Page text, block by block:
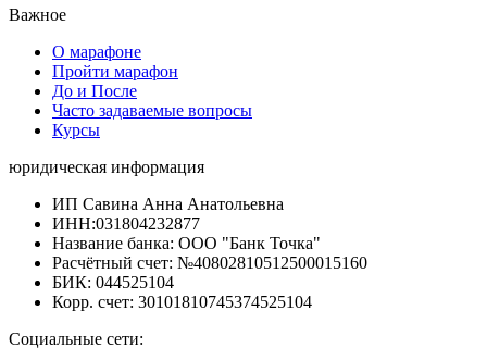
Важное
О марафоне
Пройти марафон
До и После
Часто задаваемые вопросы
Курсы
юридическая информация
ИП Савина Анна Анатольевна
ИНН:031804232877
Название банка: ООО "Банк Точка"
Расчётный счет: №40802810512500015160
БИК: 044525104
Корр. счет: 30101810745374525104
Социальные сети: